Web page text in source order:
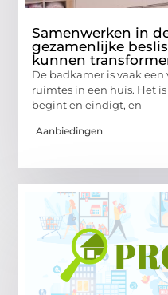
Samenwerken in
gezamenlijke
kunnen
De badkamer is vaak
ruimtes in een huis. Het
begint en eindigt, en
Aanbiedingen